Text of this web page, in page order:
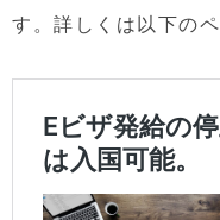
す。詳しくは以下の